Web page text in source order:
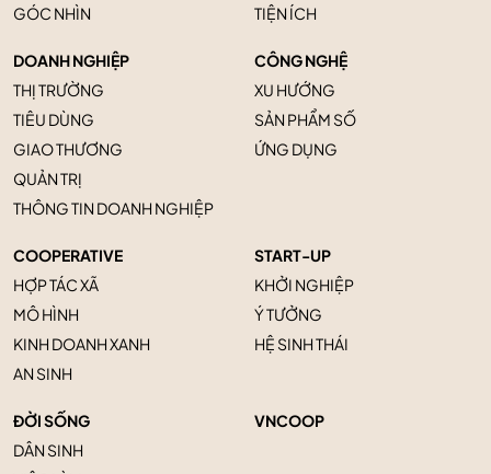
GÓC NHÌN
TIỆN ÍCH
DOANH NGHIỆP
THỊ TRƯỜNG
TIÊU DÙNG
GIAO THƯƠNG
QUẢN TRỊ
THÔNG TIN DOANH NGHIỆP
CÔNG NGHỆ
XU HƯỚNG
SẢN PHẨM SỐ
ỨNG DỤNG
COOPERATIVE
HỢP TÁC XÃ
MÔ HÌNH
KINH DOANH XANH
AN SINH
START-UP
KHỞI NGHIỆP
Ý TƯỞNG
HỆ SINH THÁI
ĐỜI SỐNG
DÂN SINH
VNCOOP